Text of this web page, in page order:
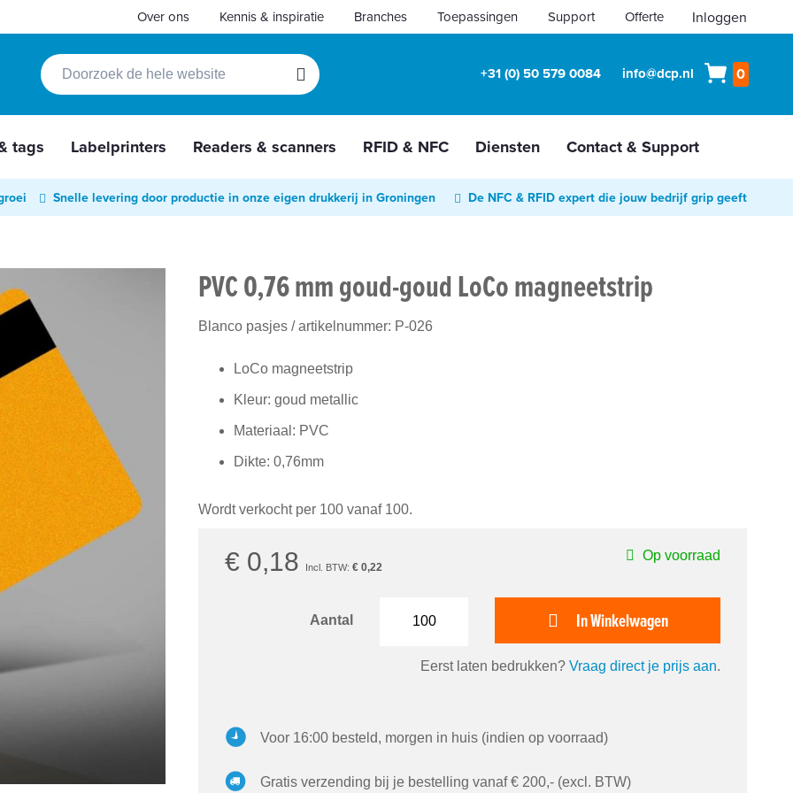
Inloggen
Over ons Kennis & inspiratie Branches Toepassingen Support Offerte
Zoek
Zoek +31 (0) 50 579 0084 info@dcp.nl 0
tags Labelprinters Readers & scanners RFID & NFC Diensten Contact & Support
Snelle levering door productie in onze eigen drukkerij in Groningen De NFC & RFID expert die jouw bedrijf grip geeft
PVC 0,76 mm goud-goud LoCo magneetstrip
Blanco pasjes / artikelnummer: P-026
LoCo magneetstrip
Kleur: goud metallic
Materiaal: PVC
Dikte: 0,76mm
Wordt verkocht per 100 vanaf 100.
€ 0,18 € 0,22
Op voorraad
Aantal In Winkelwagen
Eerst laten bedrukken? Vraag direct je prijs aan.
Voor 16:00 besteld, morgen in huis (indien op voorraad)
Gratis verzending bij je bestelling vanaf € 200,- (excl. BTW)